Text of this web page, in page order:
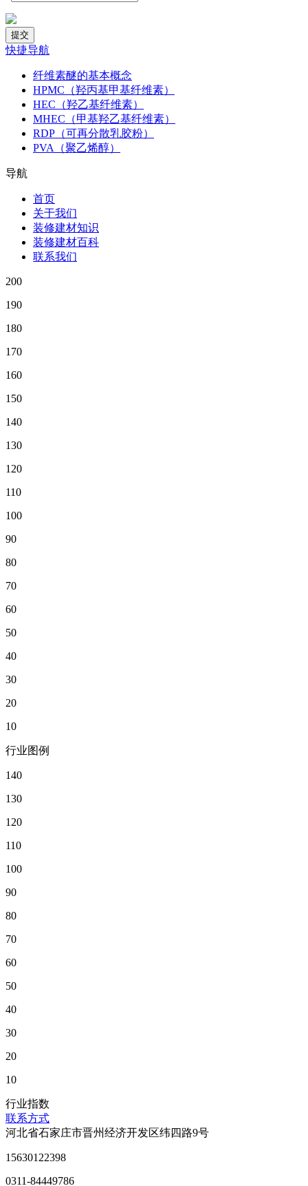
快捷导航
纤维素醚的基本概念
HPMC（羟丙基甲基纤维素）
HEC（羟乙基纤维素）
MHEC（甲基羟乙基纤维素）
RDP（可再分散乳胶粉）
PVA（聚乙烯醇）
导航
首页
关于我们
装修建材知识
装修建材百科
联系我们
200
190
180
170
160
150
140
130
120
110
100
90
80
70
60
50
40
30
20
10
行业图例
140
130
120
110
100
90
80
70
60
50
40
30
20
10
行业指数
联系方式
河北省石家庄市晋州经济开发区纬四路9号
15630122398
0311-84449786